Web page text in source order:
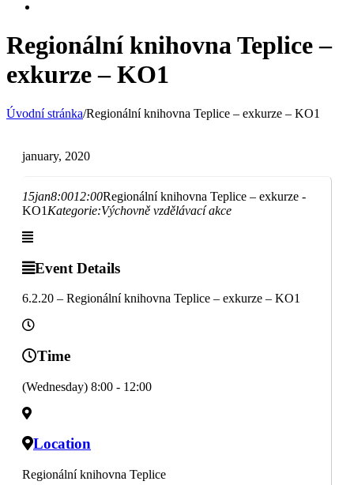
Regionální knihovna Teplice –
exkurze – KO1
Úvodní stránka/Regionální knihovna Teplice – exkurze – KO1
january, 2020
15jan8:0012:00Regionální knihovna Teplice – exkurze -
KO1 Kategorie:Výchovně vzdělávací akce
Event Details
6.2.20 – Regionální knihovna Teplice – exkurze – KO1
Time
(Wednesday) 8:00 - 12:00
Location
Regionální knihovna Teplice